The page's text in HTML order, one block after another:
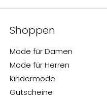
Shoppen
Mode für Damen
Mode für Herren
Kindermode
Gutscheine